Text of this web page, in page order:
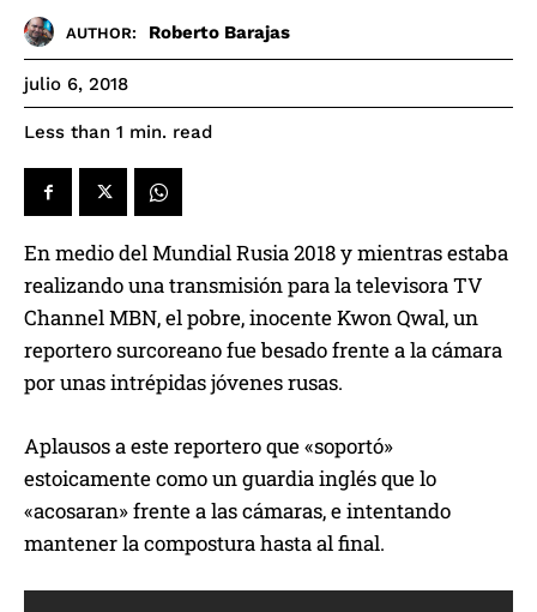
AUTHOR: Roberto Barajas
julio 6, 2018
Less than 1 min. read
En medio del Mundial Rusia 2018 y mientras estaba
realizando una transmisión para la televisora TV
Channel MBN, el pobre, inocente Kwon Qwal, un
reportero surcoreano fue besado frente a la cámara
por unas intrépidas jóvenes rusas.
Aplausos a este reportero que «soportó»
estoicamente como un guardia inglés que lo
«acosaran» frente a las cámaras, e intentando
mantener la compostura hasta al final.